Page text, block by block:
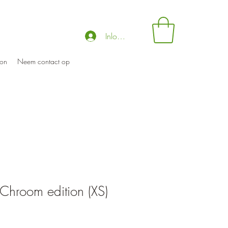
Inloggen
Neem contact op
edition (XS)